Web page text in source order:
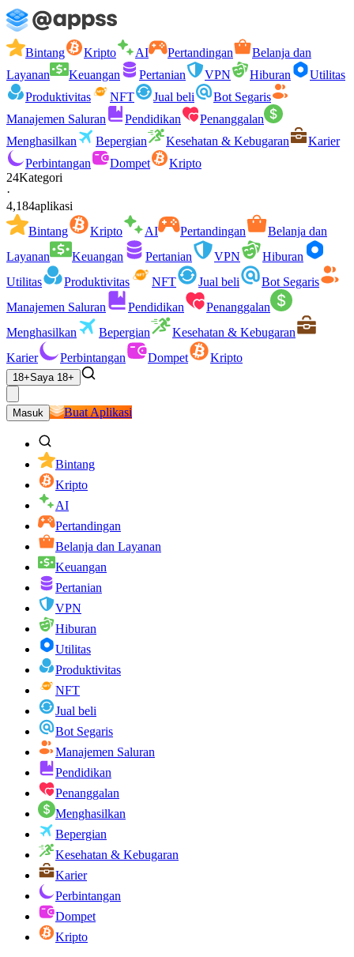
Bintang Kripto AI Pertandingan
Belanja dan
Layanan
Keuangan Pertanian VPN Hiburan
Utilitas
Produktivitas
NFT Jual beli
Bot Segaris
Manajemen Saluran
Pendidikan
Penanggalan
Menghasilkan
Bepergian Kesehatan & Kebugaran
Karier
Perbintangan
Dompet
Kripto
24Kategori
·
4,184aplikasi
Bintang
Kripto AI Pertandingan
Belanja dan
Layanan
Keuangan Pertanian VPN
Hiburan
Utilitas
Produktivitas NFT Jual beli
Bot Segaris
Manajemen Saluran
Pendidikan
Penanggalan
Menghasilkan
Bepergian
Kesehatan & Kebugaran
Karier
Perbintangan Dompet Kripto
18+Saya 18+
Masuk Buat Aplikasi
Bintang
Kripto
AI
Pertandingan
Belanja dan Layanan
Keuangan
Pertanian
VPN
Hiburan
Utilitas
Produktivitas
NFT
Jual beli
Bot Segaris
Manajemen Saluran
Pendidikan
Penanggalan
Menghasilkan
Bepergian
Kesehatan & Kebugaran
Karier
Perbintangan
Dompet
Kripto